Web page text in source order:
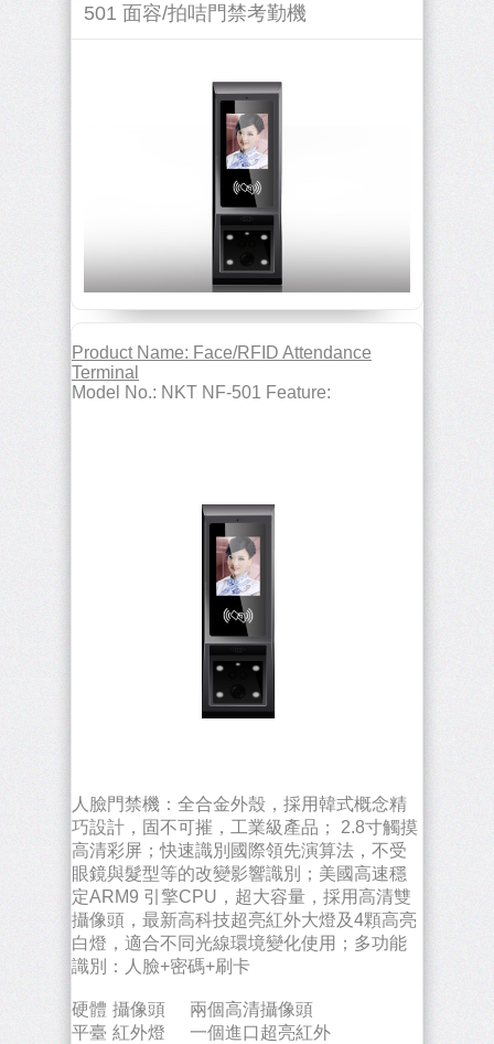
501 面容/拍咭門禁考勤機
Product Name: Face/RFID Attendance
Terminal
Model No.: NKT NF-501 Feature:
人臉門禁機：全合金外殼，採用韓式概念精
巧設計，固不可摧，工業級產品； 2.8寸觸摸
高清彩屏；快速識別國際領先演算法，不受
眼鏡與髮型等的改變影響識別；美國高速穩
定ARM9 引擎CPU，超大容量，採用高清雙
攝像頭，最新高科技超亮紅外大燈及4顆高亮
白燈，適合不同光線環境變化使用；多功能
識別：人臉+密碼+刷卡
硬體
平臺
攝像頭
紅外燈
兩個高清攝像頭
一個進口超亮紅外